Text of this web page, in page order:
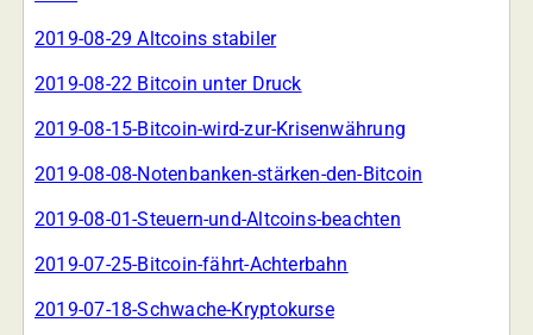
2019-08-29 Altcoins stabiler
2019-08-22 Bitcoin unter Druck
2019-08-15-Bitcoin-wird-zur-Krisenwährung
2019-08-08-Notenbanken-stärken-den-Bitcoin
2019-08-01-Steuern-und-Altcoins-beachten
2019-07-25-Bitcoin-fährt-Achterbahn
2019-07-18-Schwache-Kryptokurse